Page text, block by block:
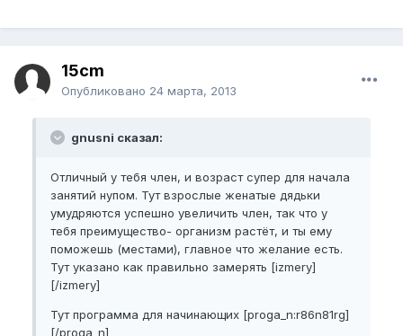
15cm
Опубликовано 24 марта, 2013
gnusni сказал:
Отличный у тебя член, и возраст супер для начала
занятий нупом. Тут взрослые женатые дядьки
умудряются успешно увеличить член, так что у
тебя преимущество- организм растёт, и ты ему
поможешь (местами), главное что желание есть.
Тут указано как правильно замерять [izmery]
[/izmery]
Тут программа для начинающих [proga_n:r86n81rg]
[/proga_n]